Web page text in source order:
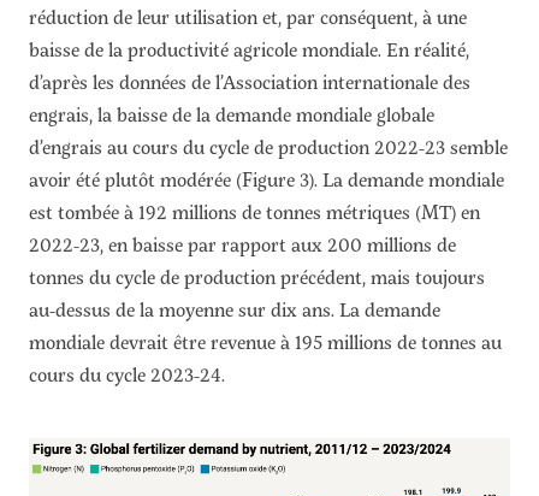
réduction de leur utilisation et, par conséquent, à une
baisse de la productivité agricole mondiale. En réalité,
d’après les données de l’Association internationale des
engrais, la baisse de la demande mondiale globale
d’engrais au cours du cycle de production 2022-23 semble
avoir été plutôt modérée (Figure 3). La demande mondiale
est tombée à 192 millions de tonnes métriques (MT) en
2022-23, en baisse par rapport aux 200 millions de
tonnes du cycle de production précédent, mais toujours
au-dessus de la moyenne sur dix ans. La demande
mondiale devrait être revenue à 195 millions de tonnes au
cours du cycle 2023-24.